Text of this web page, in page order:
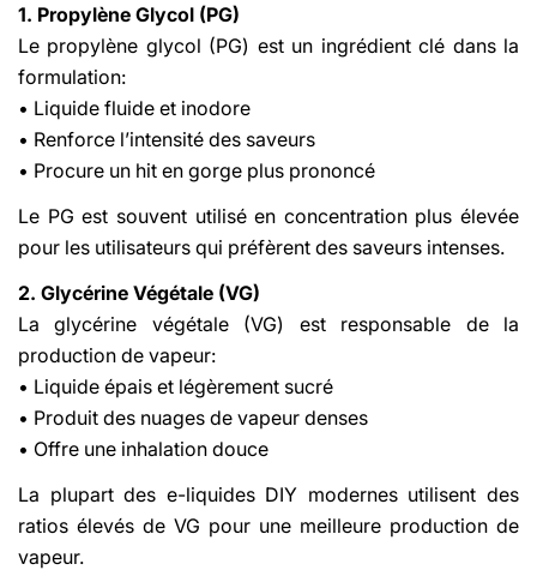
1. Propylène Glycol (PG)
Le propylène glycol (PG) est un ingrédient clé dans la
formulation:
• Liquide fluide et inodore
• Renforce l’intensité des saveurs
• Procure un hit en gorge plus prononcé
Le PG est souvent utilisé en concentration plus élevée
pour les utilisateurs qui préfèrent des saveurs intenses.
2. Glycérine Végétale (VG)
La glycérine végétale (VG) est responsable de la
production de vapeur:
• Liquide épais et légèrement sucré
• Produit des nuages de vapeur denses
• Offre une inhalation douce
La plupart des e-liquides DIY modernes utilisent des
ratios élevés de VG pour une meilleure production de
vapeur.